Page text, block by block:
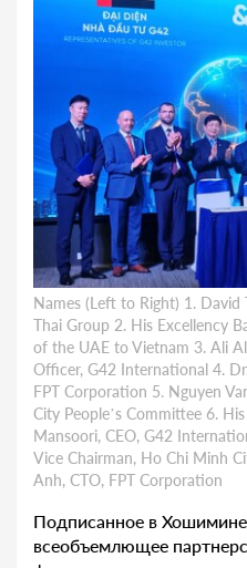
Names (Left to Right) 1. David
Thai Group 2. His Excellency
of the UAE to Vietnam 3. Ali
Officer, G42 International 4.
FPT Corporation 5. Nguyen
City People’s Committee 6.
Mansoori, CEO, G42
Vice Chairman, Ho Chi Minh
Anh, CTO, FPT Corporation
Подписанное в
всеобъемлющее